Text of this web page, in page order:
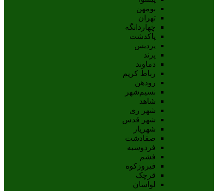
بومهن
تهران
چهاردانگه
پاکدشت
پردیس
پرند
دماوند
رباط کریم
رودهن
نسيم‌شهر
شاهد
شهر ری
شهر قدس
شهریار
صفادشت
فردوسیه
فشم
فیروزکوه
قرچک
لواسان